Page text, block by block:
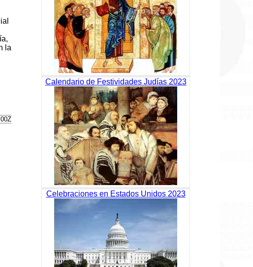
la
Calendario de Festividades Judías 2023
Celebraciones en Estados Unidos 2023